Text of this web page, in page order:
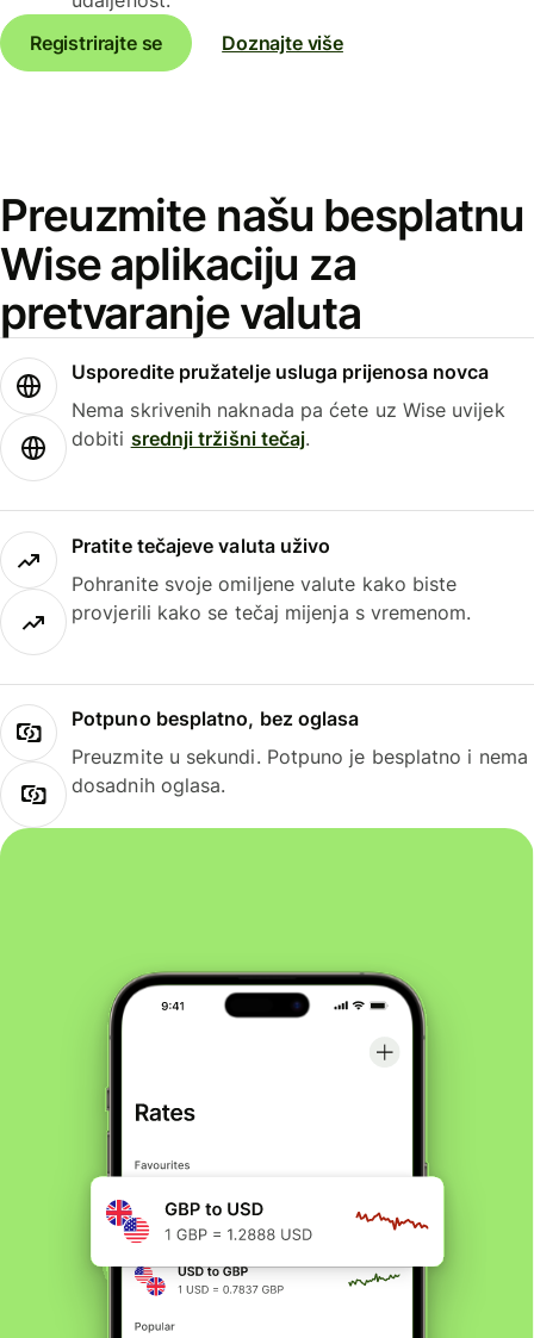
Registrirajte se
Doznajte više
Preuzmite našu besplatnu
Wise aplikaciju za
pretvaranje valuta
Usporedite pružatelje usluga prijenosa novca
Nema skrivenih naknada pa ćete uz Wise uvijek
dobiti srednji tržišni tečaj.
Pratite tečajeve valuta uživo
Pohranite svoje omiljene valute kako biste
provjerili kako se tečaj mijenja s vremenom.
Potpuno besplatno, bez oglasa
Preuzmite u sekundi. Potpuno je besplatno i nema
dosadnih oglasa.